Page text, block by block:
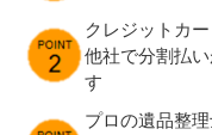
クレジットカ
他社で分割払
す
プロの遺品整